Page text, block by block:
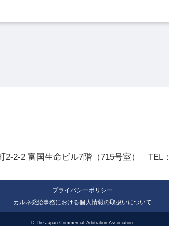
2-2-2 富国生命ビル7階（715号室） TEL：
プライバシーポリシー
カルネ発給事務における個人情報の取扱いについて
© The Japan Commercial Arbitration Association.